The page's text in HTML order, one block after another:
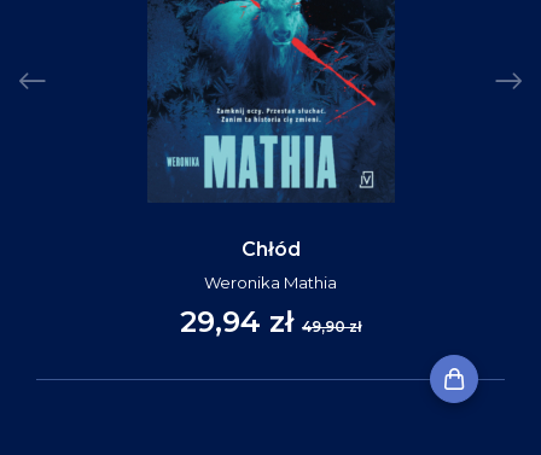
Chłód
Weronika Mathia
29,94 zł 49,90 zł